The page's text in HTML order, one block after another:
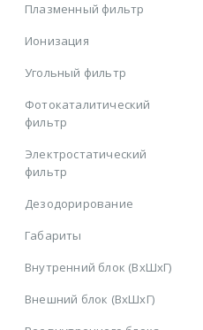
Плазменный фильтр
Ионизация
Угольный фильтр
Фотокаталитический
фильтр
Электростатический
фильтр
Дезодорирование
Габариты
Внутренний блок (ВхШхГ)
Внешний блок (ВхШхГ)